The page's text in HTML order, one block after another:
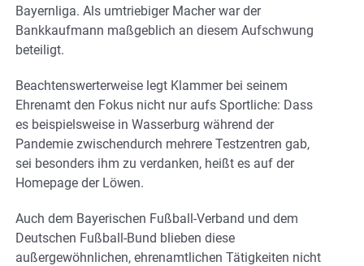
Bayernliga. Als umtriebiger Macher war der
Bankkaufmann maßgeblich an diesem Aufschwung
beteiligt.
Beachtenswerterweise legt Klammer bei seinem
Ehrenamt den Fokus nicht nur aufs Sportliche: Dass
es beispielsweise in Wasserburg während der
Pandemie zwischendurch mehrere Testzentren gab,
sei besonders ihm zu verdanken, heißt es auf der
Homepage der Löwen.
Auch dem Bayerischen Fußball-Verband und dem
Deutschen Fußball-Bund blieben diese
außergewöhnlichen, ehrenamtlichen Tätigkeiten nicht